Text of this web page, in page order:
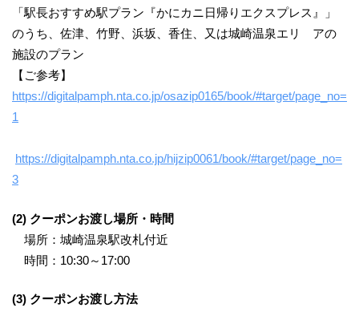
「駅長おすすめ駅プラン『かにカニ日帰りエクスプレス』」
のうち、佐津、竹野、浜坂、香住、又は城崎温泉エリ アの
施設のプラン
【ご参考】
https://digitalpamph.nta.co.jp/osazip0165/book/#target/page_no=
1
https://digitalpamph.nta.co.jp/hijzip0061/book/#target/page_no=
3
(2) クーポンお渡し場所・時間
場所：城崎温泉駅改札付近
時間：10:30～17:00
(3) クーポンお渡し方法